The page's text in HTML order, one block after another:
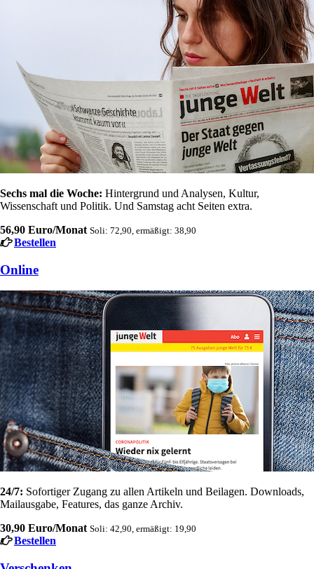
Sechs mal die Woche: Hintergrund und Analysen, Kultur,
Wissenschaft und Politik. Und Samstag acht Seiten extra.
56,90 Euro/Monat Soli: 72,90, ermäßigt: 38,90
Bestellen
Online
24/7: Sofortiger Zugang zu allen Artikeln und Beilagen. Downloads,
Mailausgabe, Features, das ganze Archiv.
30,90 Euro/Monat Soli: 42,90, ermäßigt: 19,90
Bestellen